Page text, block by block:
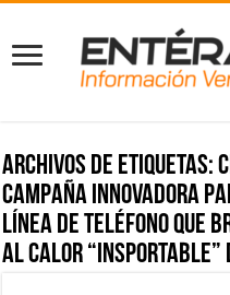
Archivos de etiquetas:
campaña innovadora
línea de teléfono que
al calor “insportable”